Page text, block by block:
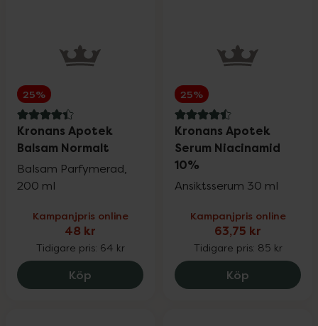
25%
4.4 av 5 i omdöme
Kronans Apotek
Balsam Normalt
Balsam Parfymerad,
200 ml
Kampanjpris online
48 kr
Tidigare pris: 64 kr
Köp Kronans Apotek Balsam Normalt, 48 kr.
25%
4.5 av 5 i omdöme
Kronans Apotek
Serum Niacinamid
10%
Ansiktsserum 30 ml
Kampanjpris online
63,75 kr
Tidigare pris: 85 kr
Köp Kronans